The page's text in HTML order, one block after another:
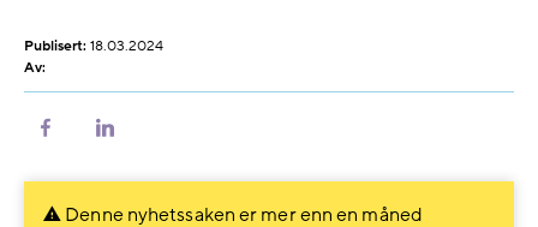
Publisert: 18.03.2024
Av:
Del
Del
Denne nyhetssaken er mer enn en måned